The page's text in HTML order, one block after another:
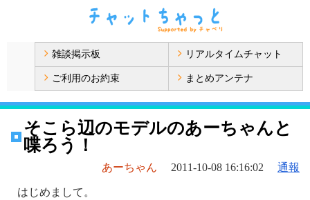
雑談掲示板 リアルタイムチャット
ご利用のお約束 まとめアンテナ
そこら辺のモデルのあーちゃんと
喋ろう！
あーちゃん 2011-10-08 16:16:02 通報
はじめまして。